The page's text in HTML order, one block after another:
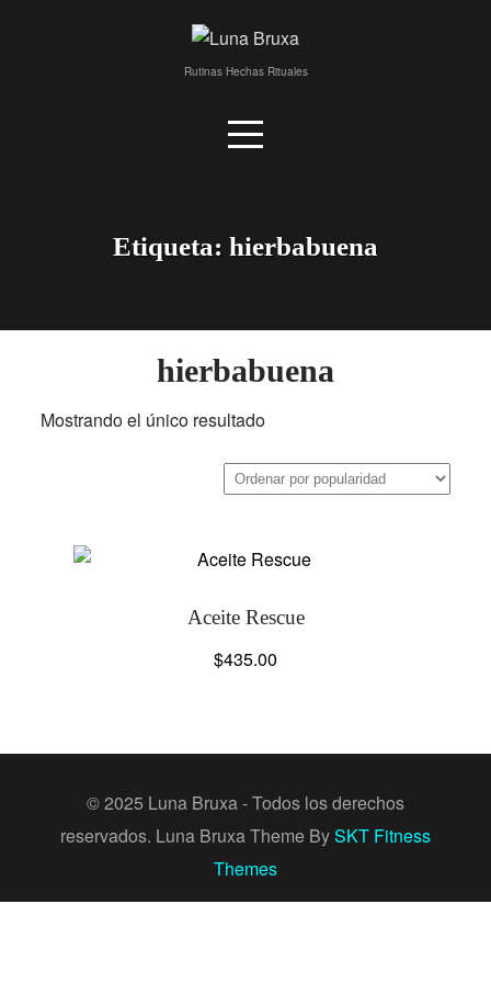
Rutinas Hechas Rituales
Etiqueta: hierbabuena
hierbabuena
Mostrando el único resultado
Aceite Rescue
$435.00
© 2025 Luna Bruxa - Todos los derechos
reservados. Luna Bruxa Theme BySKT Fitness
Themes